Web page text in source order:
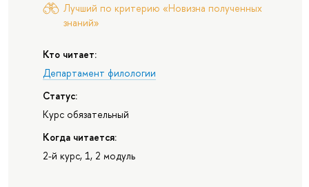
Лучший по критерию «Новизна полученных
знаний»
Кто читает:
Департамент филологии
Статус:
Курс обязательный
Когда читается:
2-й курс, 1, 2 модуль